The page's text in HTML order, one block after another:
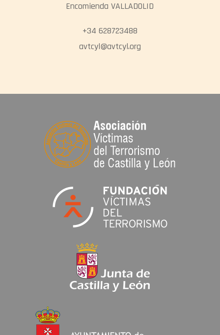
Encomienda VALLADOLID
+34 628723488
avtcyl@avtcyl.org